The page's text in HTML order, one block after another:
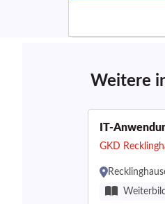
Weitere
IT-
GKD